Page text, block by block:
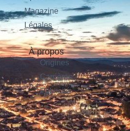
Magazine
Légales
À propos
Origines
Carrières
Publicité